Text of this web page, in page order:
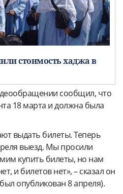
стоимость хаджа в
сообщил, что
18 марта и должна была
выдать билеты. Теперь
выезд. Мы просили
купить билеты, но нам
и билетов нет», – сказал он
опубликован 8 апреля).